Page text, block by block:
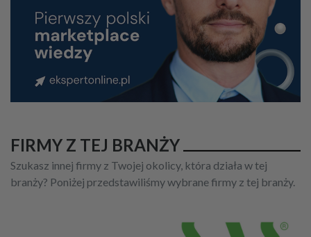
FIRMY Z TEJ BRANŻY
Szukasz innej firmy z Twojej okolicy, która działa w tej
branży? Poniżej przedstawiliśmy wybrane firmy z tej branży.